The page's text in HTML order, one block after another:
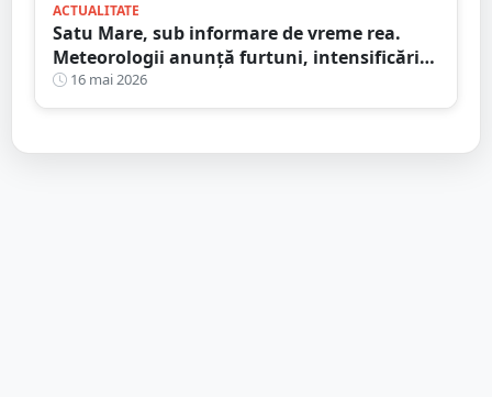
ACTUALITATE
Satu Mare, sub informare de vreme rea.
Meteorologii anunță furtuni, intensificări
de vânt și ploi în averse
16 mai 2026